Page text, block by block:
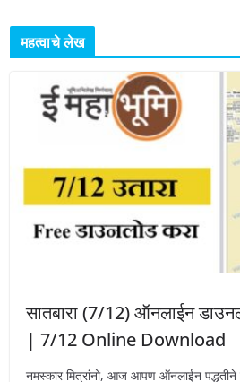
महत्वाचे लेख
सातबारा (7/12) ऑनलाईन
| 7/12 Online Download
नमस्कार मित्रांनो, आज आपण ऑनलाईन पद्धतीने